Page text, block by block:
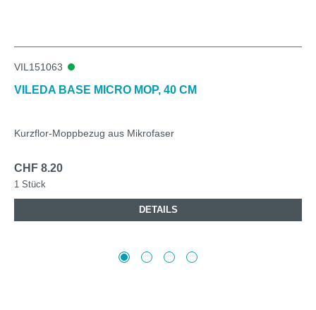
VIL151063
VILEDA BASE MICRO MOP, 40 CM
Kurzflor-Moppbezug aus Mikrofaser
CHF 8.20
1 Stück
DETAILS